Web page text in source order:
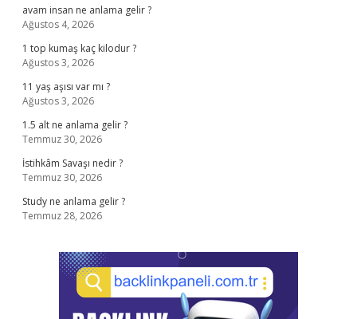
avam insan ne anlama gelir ?
Ağustos 4, 2026
1 top kumaş kaç kilodur ?
Ağustos 3, 2026
11 yaş aşısı var mı ?
Ağustos 3, 2026
1.5 alt ne anlama gelir ?
Temmuz 30, 2026
İstihkâm Savaşı nedir ?
Temmuz 30, 2026
Study ne anlama gelir ?
Temmuz 28, 2026